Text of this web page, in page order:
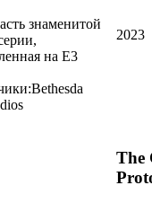
знаменитой
на E3
Bethesda
2023
The